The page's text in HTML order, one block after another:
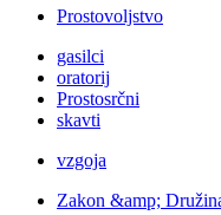
Prostovoljstvo
gasilci
oratorij
Prostosrčni
skavti
vzgoja
Zakon &amp;